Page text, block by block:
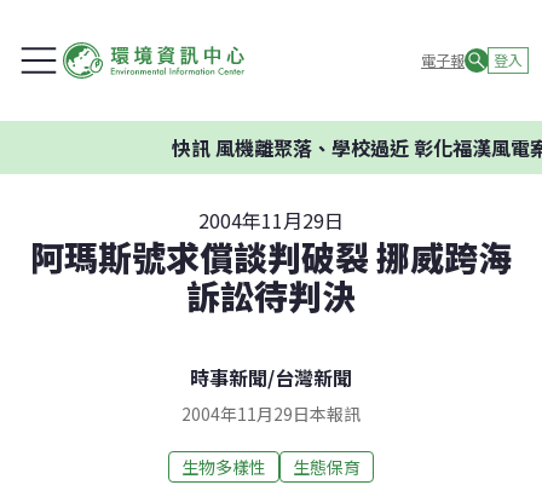
電子報 登入
快訊風機離聚落、學校過近 彰化福漢風電案
2004年11月29日
阿瑪斯號求償談判破裂 挪威跨海
訴訟待判決
時事新聞/台灣新聞
2004年11月29日本報訊
生物多樣性 生態保育